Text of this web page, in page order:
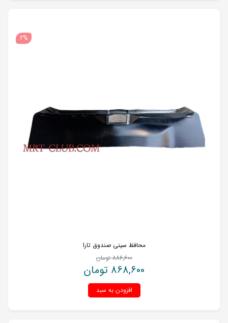
2%
محافظ سینی صندوق تارا
886,600 تومان
868,600 تومان
افزودن به سبد